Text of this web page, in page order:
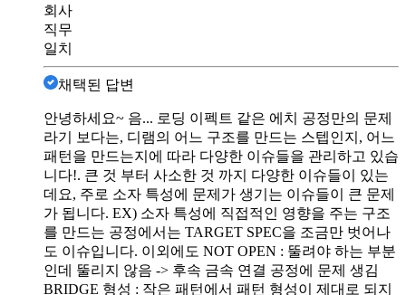
회사
직무
일치
채택된 답변
안녕하세요~ 음... 로딩 이펙트 같은 에치 공정만의 문제
라기 보다는, 디램의 어느 구조를 만드는 스텝인지, 어느
패턴을 만드는지에 따라 다양한 이슈들을 관리하고 있습
니다!. 큰 것 부터 사소한 것 까지 다양한 이슈들이 있는
데요, 주로 소자 특성에 문제가 생기는 이슈들이 큰 문제
가 됩니다. EX) 소자 특성에 직접적인 영향을 주는 구조
를 만드는 공정에서는 TARGET SPEC을 조금만 벗어나
도 이슈입니다. 이외에도 NOT OPEN : 뚤려야 하는 부분
인데 뚤리지 않음 -> 후속 금속 연결 공정에 문제 생김
BRIDGE 형성 : 작은 패턴에서 패턴 형성이 제대로 되지